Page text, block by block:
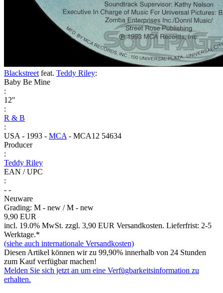
Blackstreet feat. Teddy Riley:
Baby Be Mine
:
12"
:
R & B
:
USA - 1993 - MCA - MCA12 54634
Producer
:
Teddy Riley
EAN / UPC
:
- -
Neuware
Grading: M - new / M - new
9,90 EUR
incl. 19.0% MwSt. zzgl. 3,90 EUR Versandkosten. Lieferfrist: 2-5
Werktage.*
(siehe auch internationale Versandkosten)
Diesen Artikel können wir zu 99,90% innerhalb von 24 Stunden
zum Kauf verfügbar machen!
Melden Sie sich jetzt an um eine Verfügbarkeitsinformation zu
erhalten.